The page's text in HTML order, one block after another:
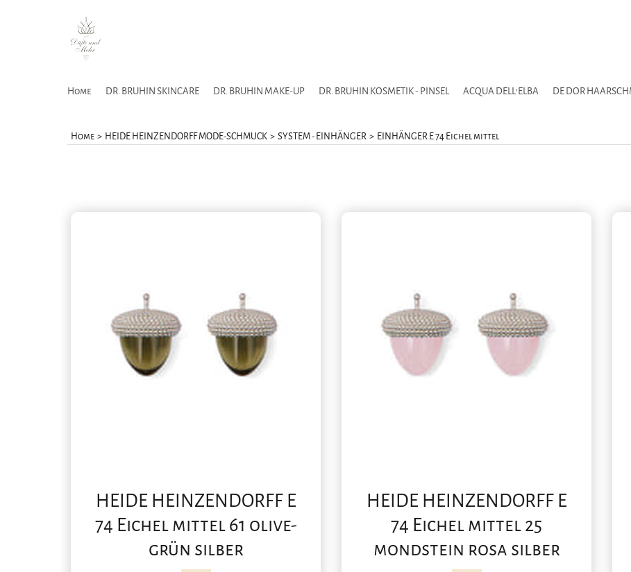
Home DR. BRUHIN SKINCARE DR. BRUHIN MAKE-UP DR. BRUHIN KOSMETIK - PINSEL ACQUA DELL'ELBA DE DOR
Home > HEIDE HEINZENDORFF MODE-SCHMUCK > SYSTEM - EINHÄNGER > EINHÄNGER E 74 Eichel mittel
HEIDE HEINZENDORFF E
74 Eichel mittel 61 olive-
grün silber
HEIDE HEINZENDORFF E
74 Eichel mittel 25
mondstein rosa silber